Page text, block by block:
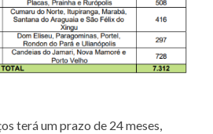
terá um prazo de 24 meses,